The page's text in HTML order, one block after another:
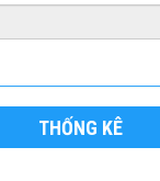
THỐNG KÊ